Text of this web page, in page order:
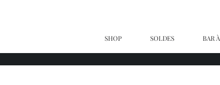
SHOP SOLDES BAR